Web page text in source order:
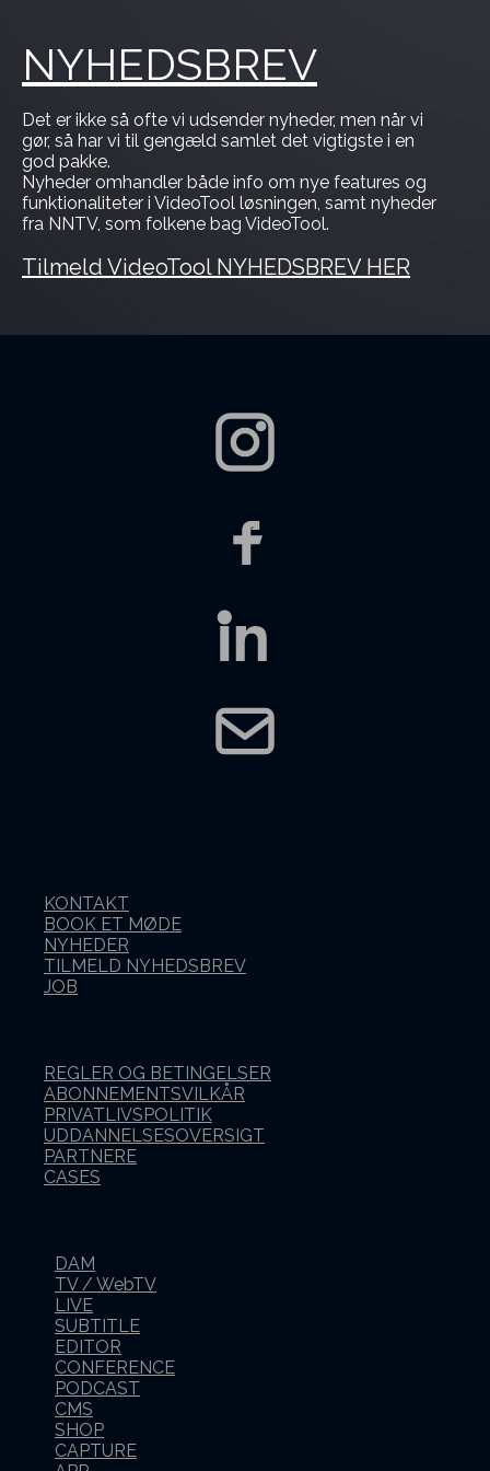
NYHEDSBREV
Det er ikke så ofte vi udsender nyheder, men når vi
gør, så har vi til gengæld samlet det vigtigste i en
god pakke.
Nyheder omhandler både info om nye features og
funktionaliteter i VideoTool løsningen, samt nyheder
fra NNTV, som folkene bag VideoTool.
Tilmeld VideoTool NYHEDSBREV HER
KONTAKT
BOOK ET MØDE
NYHEDER
TILMELD NYHEDSBREV
JOB
REGLER OG BETINGELSER
ABONNEMENTSVILKÅR
PRIVATLIVSPOLITIK
UDDANNELSESOVERSIGT
PARTNERE
CASES
DAM
TV / WebTV
LIVE
SUBTITLE
EDITOR
CONFERENCE
PODCAST
CMS
SHOP
CAPTURE